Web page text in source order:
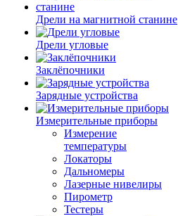
Дрели на магнитной станине
Дрели угловые
Заклёпочники
Зарядные устройства
Измерительные приборы
Измерение
температуры
Локаторы
Дальномеры
Лазерные нивелиры
Пирометр
Тестеры